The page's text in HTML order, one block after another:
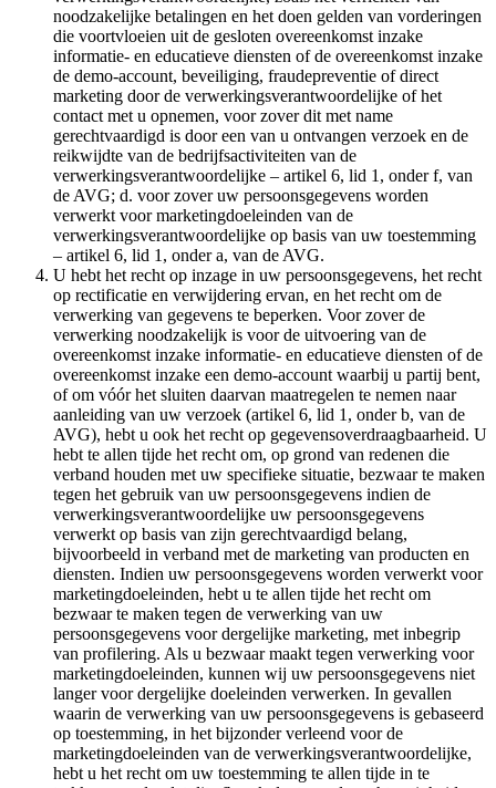
noodzakelijke betalingen en het doen gelden van vorderingen
die voortvloeien uit de gesloten overeenkomst inzake
informatie- en educatieve diensten of de overeenkomst inzake
de demo-account, beveiliging, fraudepreventie of direct
marketing door de verwerkingsverantwoordelijke of het
contact met u opnemen, voor zover dit met name
gerechtvaardigd is door een van u ontvangen verzoek en de
reikwijdte van de bedrijfsactiviteiten van de
verwerkingsverantwoordelijke – artikel 6, lid 1, onder f, van
de AVG; d. voor zover uw persoonsgegevens worden
verwerkt voor marketingdoeleinden van de
verwerkingsverantwoordelijke op basis van uw toestemming
– artikel 6, lid 1, onder a, van de AVG.
U hebt het recht op inzage in uw persoonsgegevens, het recht
op rectificatie en verwijdering ervan, en het recht om de
verwerking van gegevens te beperken. Voor zover de
verwerking noodzakelijk is voor de uitvoering van de
overeenkomst inzake informatie- en educatieve diensten of de
overeenkomst inzake een demo-account waarbij u partij bent,
of om vóór het sluiten daarvan maatregelen te nemen naar
aanleiding van uw verzoek (artikel 6, lid 1, onder b, van de
AVG), hebt u ook het recht op gegevensoverdraagbaarheid. U
hebt te allen tijde het recht om, op grond van redenen die
verband houden met uw specifieke situatie, bezwaar te maken
tegen het gebruik van uw persoonsgegevens indien de
verwerkingsverantwoordelijke uw persoonsgegevens
verwerkt op basis van zijn gerechtvaardigd belang,
bijvoorbeeld in verband met de marketing van producten en
diensten. Indien uw persoonsgegevens worden verwerkt voor
marketingdoeleinden, hebt u te allen tijde het recht om
bezwaar te maken tegen de verwerking van uw
persoonsgegevens voor dergelijke marketing, met inbegrip
van profilering. Als u bezwaar maakt tegen verwerking voor
marketingdoeleinden, kunnen wij uw persoonsgegevens niet
langer voor dergelijke doeleinden verwerken. In gevallen
waarin de verwerking van uw persoonsgegevens is gebaseerd
op toestemming, in het bijzonder verleend voor de
marketingdoeleinden van de verwerkingsverantwoordelijke,
hebt u het recht om uw toestemming te allen tijde in te